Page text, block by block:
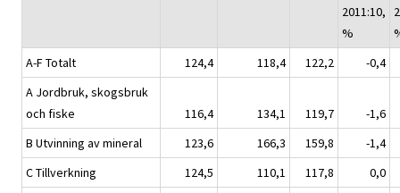
2011:10,
%
A-F Totalt
124,4 118,4 122,2
-0,4
A Jordbruk, skogsbruk
och fiske
116,4 134,1 119,7
-1,6
B Utvinning av mineral
123,6 166,3 159,8
-1,4
C Tillverkning
124,5 110,1 117,8
0,0